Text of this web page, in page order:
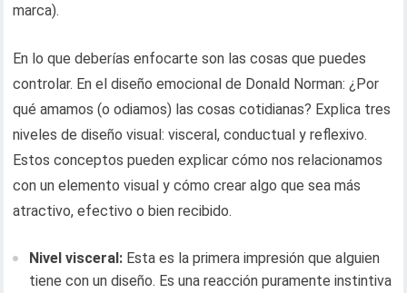
marca).
En lo que deberías enfocarte son las cosas que puedes
controlar. En el diseño emocional de Donald Norman: ¿Por
qué amamos (o odiamos) las cosas cotidianas? Explica tres
niveles de diseño visual: visceral, conductual y reflexivo.
Estos conceptos pueden explicar cómo nos relacionamos
con un elemento visual y cómo crear algo que sea más
atractivo, efectivo o bien recibido.
Nivel visceral: Esta es la primera impresión que alguien
tiene con un diseño. Es una reacción puramente instintiva